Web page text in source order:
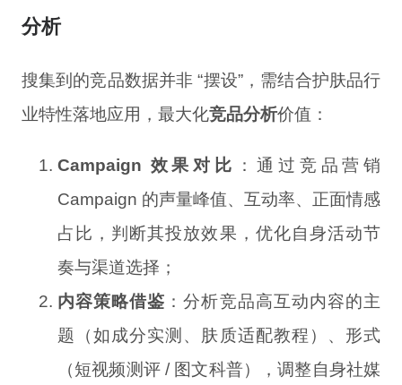
分析
搜集到的竞品数据并非 “摆设”，需结合护肤品行
业特性落地应用，最大化竞品分析价值：
Campaign 效果对比
：通过竞品营销
Campaign 的声量峰值、互动率、正面情感
占比，判断其投放效果，优化自身活动节
奏与渠道选择；
内容策略借鉴 ：分析竞品高互动内容的主
题（如成分实测、肤质适配教程）、形式
（短视频测评 / 图文科普），调整自身社媒